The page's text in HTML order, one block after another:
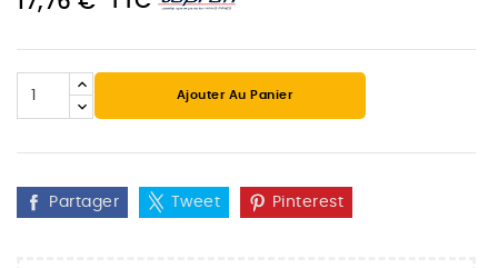
Ajouter Au Panier
Partager Tweet Pinterest